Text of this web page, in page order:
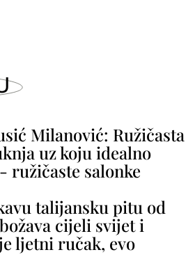
Milanović: Ružičasta
uz koju idealno
ružičaste salonke
talijansku pitu od
cijeli svijet i
ljetni ručak, evo